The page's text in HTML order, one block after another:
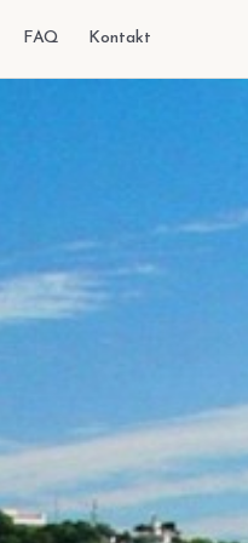
FAQ Kontakt